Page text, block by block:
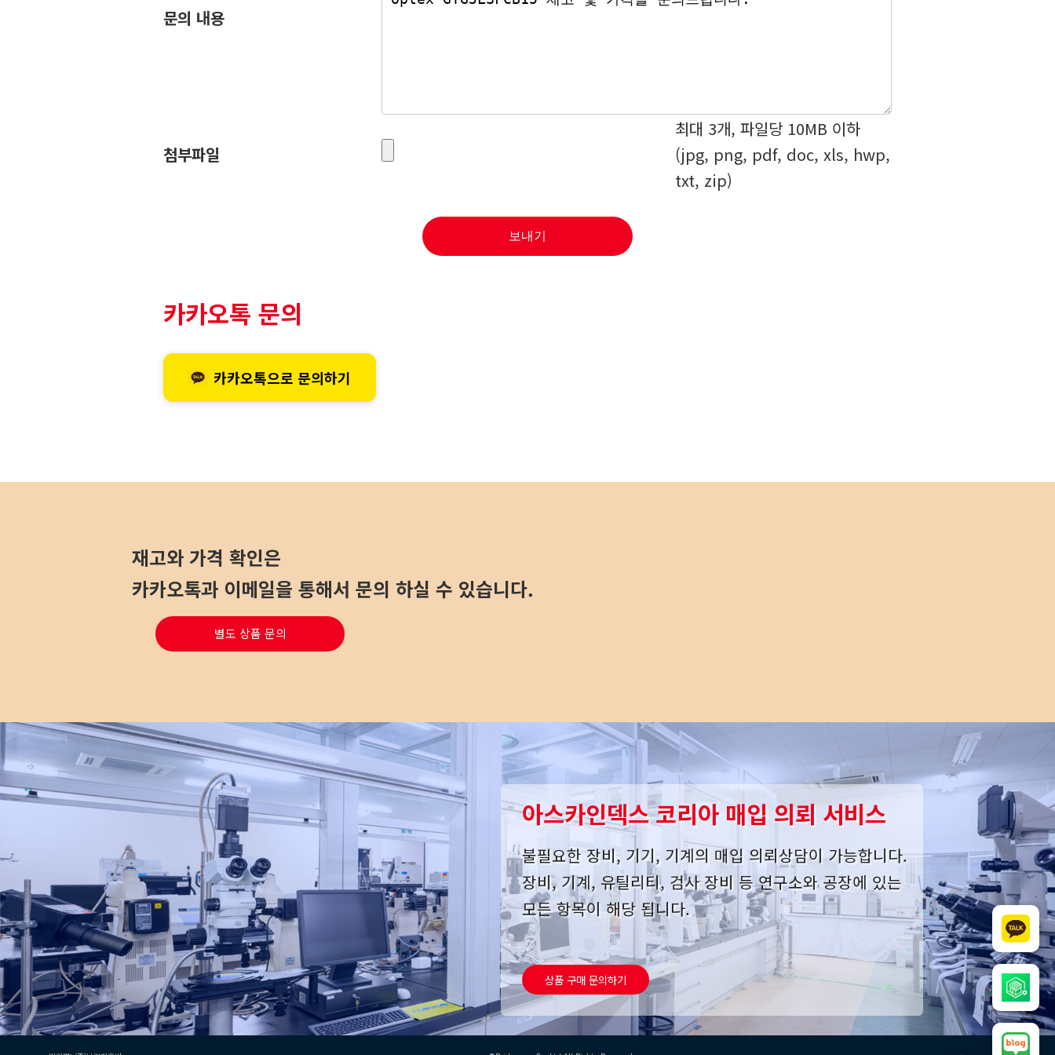
문의 내용
첨부파일
최대 3개, 파일당 10MB 이하
(jpg, png, pdf, doc, xls, hwp,
txt, zip)
보내기
카카오톡 문의
카카오톡으로 문의하기
재고와 가격 확인은
카카오톡과 이메일을 통해서 문의 하실 수 있습니다.
별도 상품 문의
아스카인덱스 코리아 매입 의뢰 서비스
불필요한 장비, 기기, 기계의 매입 의뢰상담이 가능합니다.
장비, 기계, 유틸리티, 검사 장비 등 연구소와 공장에 있는
모든 항목이 해당 됩니다.
상품 구매 문의하기